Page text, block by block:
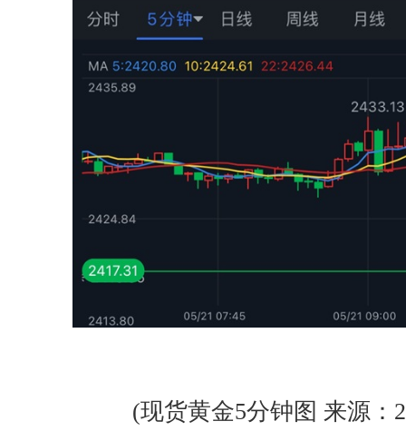
(现货黄金5分钟图 来源：